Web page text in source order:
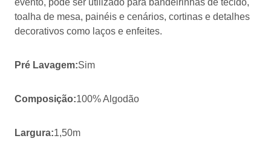
toalha de mesa, painéis e cenários, cortinas e detalhes
decorativos como laços e enfeites.
Pré Lavagem:Sim
Composição:100% Algodão
Largura:1,50m